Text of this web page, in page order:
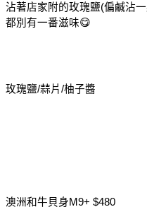
沾著店家附的玫瑰鹽(偏鹹沾
都別有一番滋味😋
玫瑰鹽/蒜片/柚子醬
澳洲和牛貝身M9+ $480